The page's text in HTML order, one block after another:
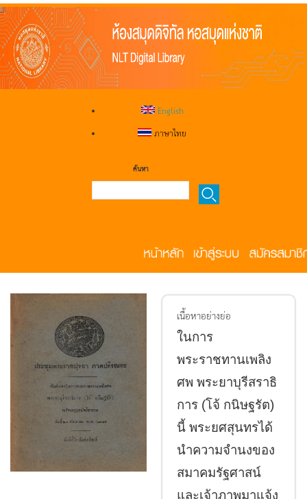
English
ภาษาไทย
ค้นหา
เนื้อหาอย่างย่อ
ในการ
พระราชทานเพลิง
ศพ พระยาบุรีสราธิ
การ (โจ้ กนิษฐรัต)
นี้ พระยศสุนทรได้
นำความจำนงของ
สมาคมรัฐศาสน์
และเจ้าภาพมาแจ้ง